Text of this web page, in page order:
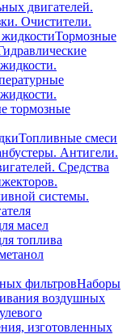
двигателей.
Очистители.
Тормозные
тормозные
Топливные смеси
Антигели.
Средства
системы.
масел
топлива
фильтровНаборы
воздушных
изготовленных